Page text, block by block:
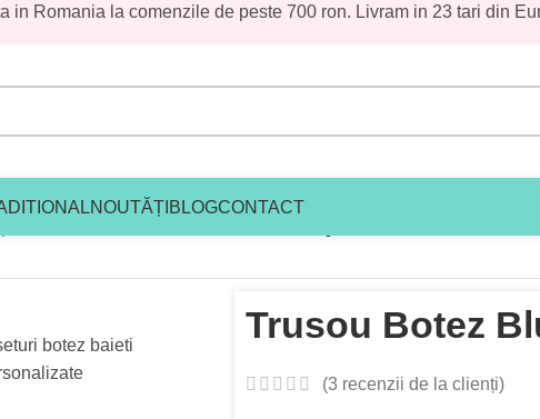
in Romania la comenzile de peste 700 ron. Livram in 23 tari din
NOUTĂȚI BLOGCONTACT
Trusou Botez
(3 recenzii de la clienți)